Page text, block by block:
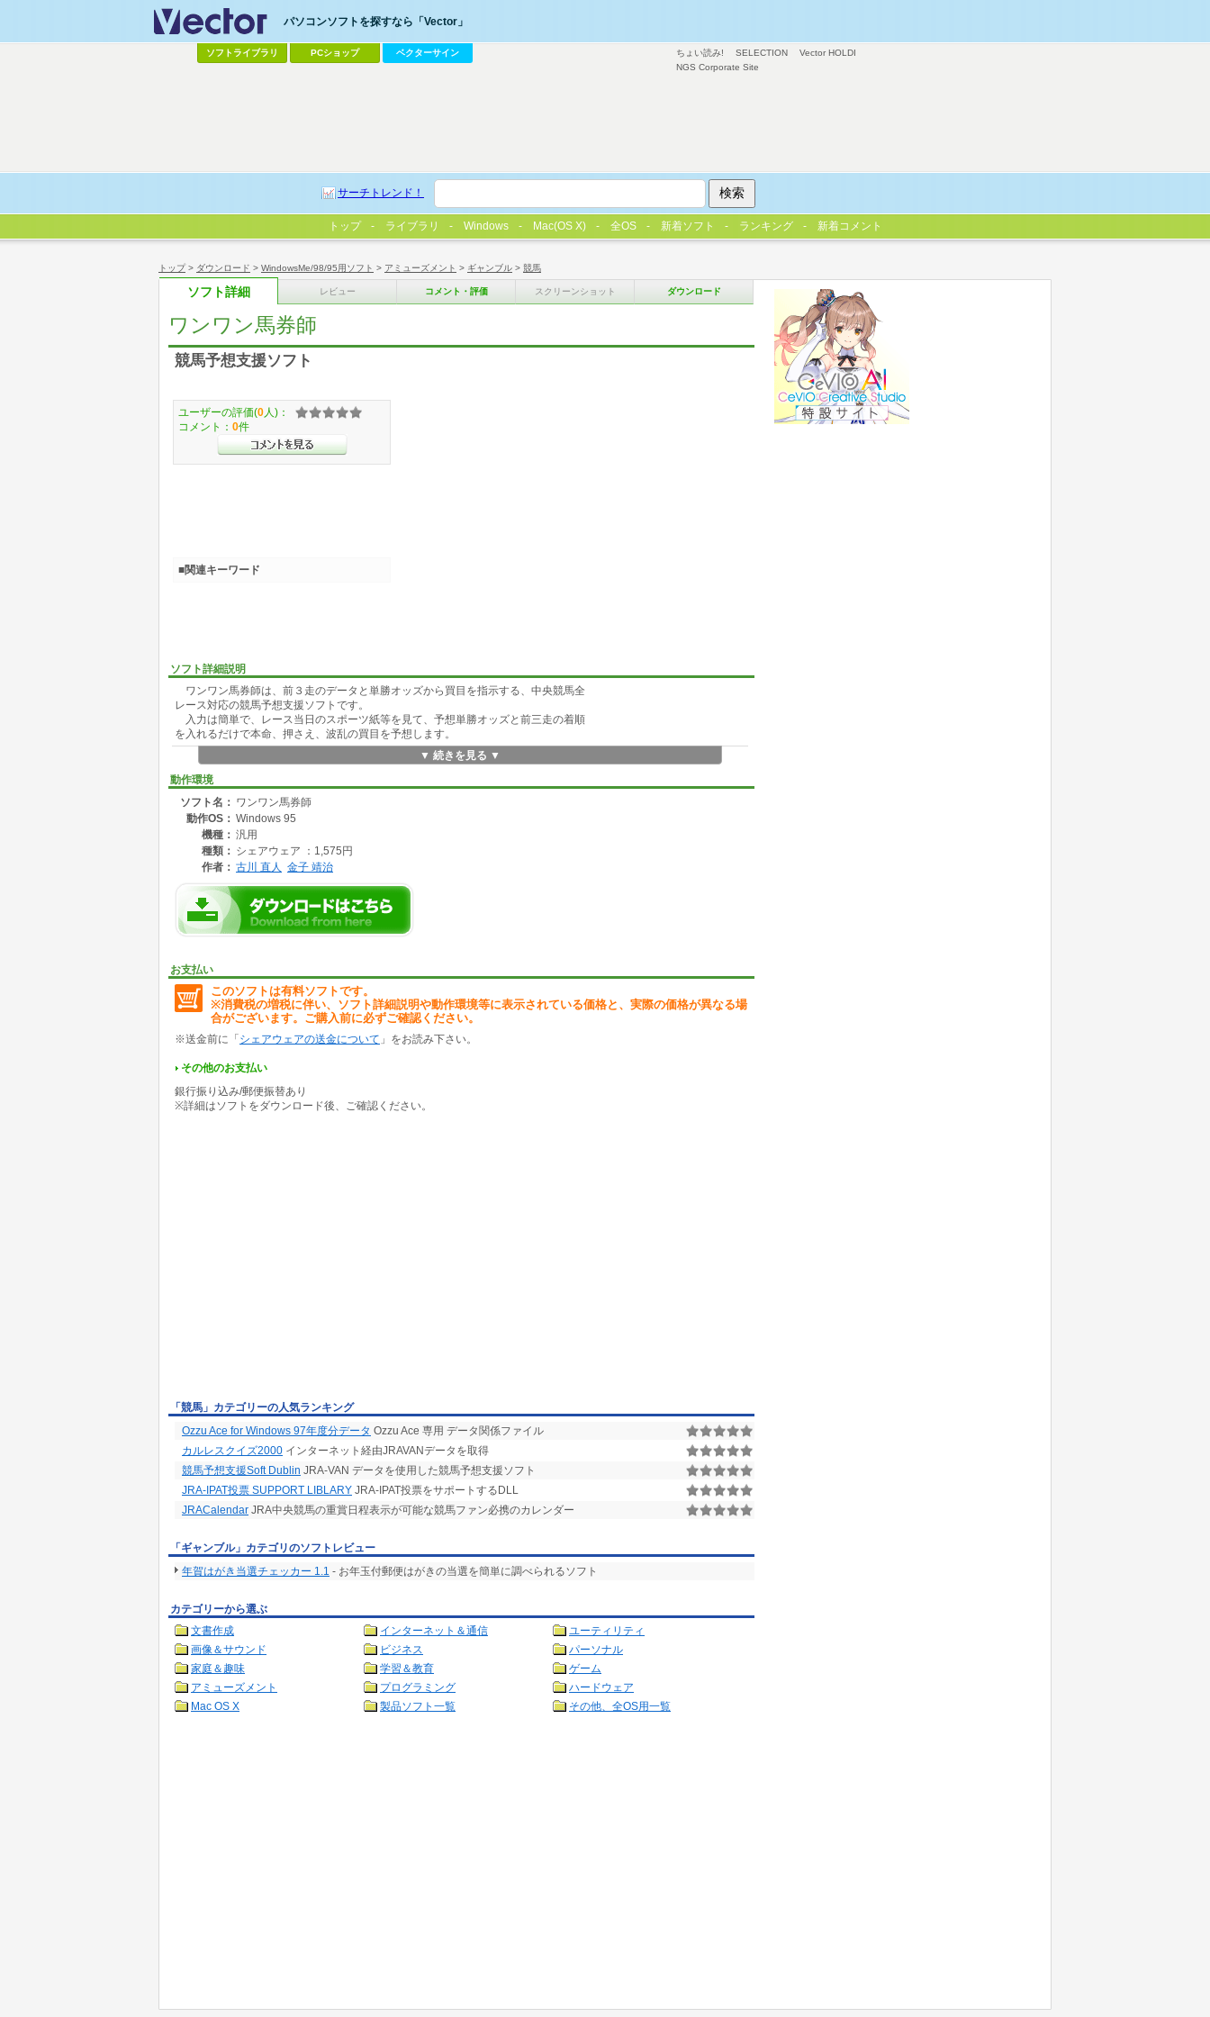
トップ> ダウンロード > WindowsMe/98/95用ソフト > アミューズメント > ギャンブル > 競馬
ソフト詳細 レビュー コメント・評価 スクリーンショット ダウンロード
ワンワン馬券師
競馬予想支援ソフト
ソフト詳細説明
ワンワン馬券師は、前３走のデータと単勝オッズから買目を指示する、中央競馬全
レース対応の競馬予想支援ソフトです。
入力は簡単で、レース当日のスポーツ紙等を見て、予想単勝オッズと前三走の着順
を入れるだけで本命、押さえ、波乱の買目を予想します。
▼ 続きを見る ▼
動作環境
ソフト名： ワンワン馬券師
動作OS： Windows 95
機種： 汎用
種類： シェアウェア ：1,575円
作者： 古川 直人 金子 靖治
お支払い
このソフトは有料ソフトです。
※消費税の増税に伴い、ソフト詳細説明や動作環境等に表示されている価格と、実際の価格が異なる場
合がございます。ご購入前に必ずご確認ください。
※送金前に「 シェアウェアの送金について 」をお読み下さい。
その他のお支払い
銀行振り込み/郵便振替あり
※詳細はソフトをダウンロード後、ご確認ください。
ユーザーの評価(0 人)：
コメント： 0件
■関連キーワード
「競馬」カテゴリーの人気ランキング
Ozzu Ace for Windows 97年度分データ Ozzu Ace 専用 データ関係ファイル
カルレスクイズ2000 インターネット経由JRAVANデータを取得
競馬予想支援Soft Dublin JRA-VAN データを使用した競馬予想支援ソフト
JRA-IPAT投票 SUPPORT LIBLARY JRA-IPAT投票をサポートするDLL
JRACalendar JRA中央競馬の重賞日程表示が可能な競馬ファン必携のカレンダー
「ギャンブル」カテゴリのソフトレビュー
年賀はがき当選チェッカー 1.1 - お年玉付郵便はがきの当選を簡単に調べられるソフト
カテゴリーから選ぶ
文書作成
インターネット＆通信
ユーティリティ
画像＆サウンド
ビジネス
パーソナル
家庭＆趣味
学習＆教育
ゲーム
アミューズメント
プログラミング
ハードウェア
Mac OS X
製品ソフト一覧 その他、全OS用一覧
ちょい読み! SELECTION
Vector HOLDI
NGS Corporate Site
パソコンソフトを探すなら「Vector」
ソフトライブラリ PCショップ ベクターサイン
サーチトレンド！
トップ ライブラリ Windows Mac(OS X) 全OS 新着ソフト ランキング 新着コメント